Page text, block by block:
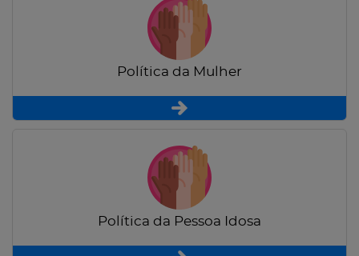
Política da Mulher
Política da Pessoa Idosa